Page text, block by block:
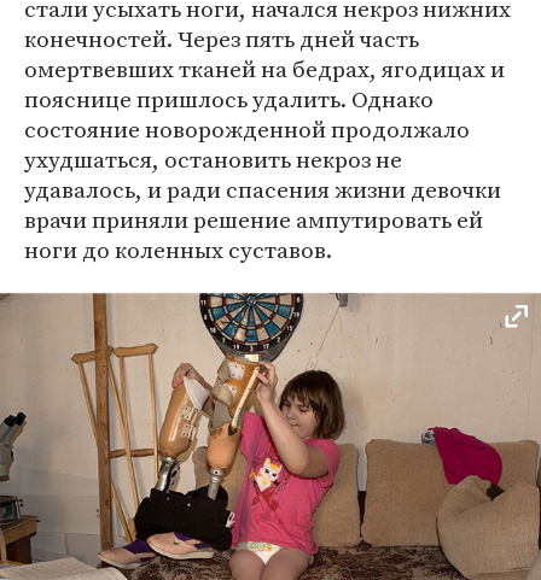
стали усыхать ноги, начался некроз нижних
конечностей. Через пять дней часть
омертвевших тканей на бедрах, ягодицах и
пояснице пришлось удалить. Однако
состояние новорожденной продолжало
ухудшаться, остановить некроз не
удавалось, и ради спасения жизни девочки
врачи приняли решение ампутировать ей
ноги до коленных суставов.